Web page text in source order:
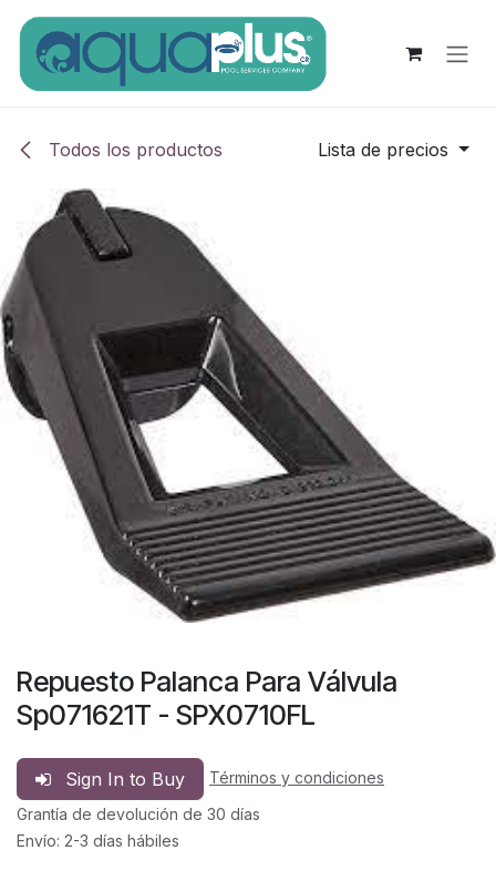
Ir al contenido
Todos los productos Lista de precios
Repuesto Palanca Para Válvula
Sp071621T - SPX0710FL
Sign In to Buy
Términos y condiciones
Grantía de devolución de 30 días
Envío: 2-3 días hábiles